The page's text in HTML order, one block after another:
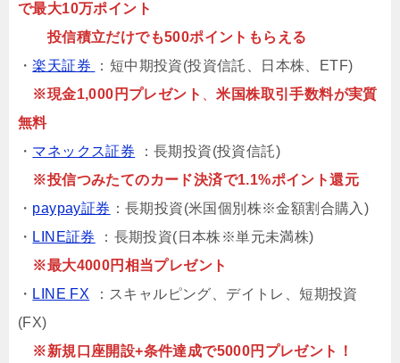
で最大10万ポイント
投信積立だけでも500ポイントもらえる
・楽天証券
：短中期投資(投資信託、日本株、ETF)
※現金1,000円プレゼント
、米国株取引手数料が実質
無料
・ マネックス証券 ：長期投資(投資信託)
※投信つみたてのカード決済で1.1%ポイント還元
・ paypay証券 ：長期投資(米国個別株※金額割合購入)
・ LINE証券
：長期投資(日本株※単元未満株)
※最大4000円相当プレゼント
・ LINE FX
：スキャルピング、デイトレ、短期投資
(FX)
※新規口座開設+条件達成で5000円プレゼント！